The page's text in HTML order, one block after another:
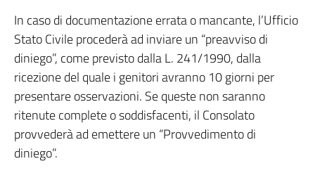
In caso di documentazione errata o mancante, l’Ufficio
Stato Civile procederà ad inviare un “preavviso di
diniego”, come previsto dalla L. 241/1990, dalla
ricezione del quale i genitori avranno 10 giorni per
presentare osservazioni. Se queste non saranno
ritenute complete o soddisfacenti, il Consolato
provvederà ad emettere un “Provvedimento di
diniego”.